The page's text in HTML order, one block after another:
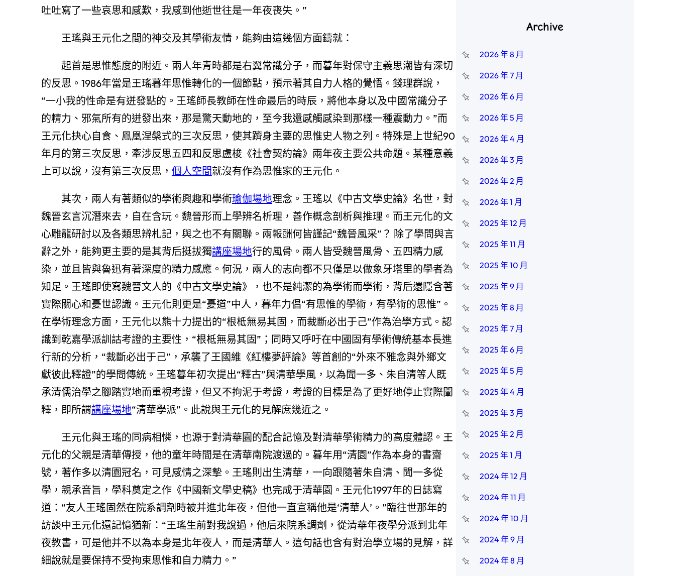
吐吐寫了一些哀思和感歎，我感到他逝世往是一年夜喪失。”
王瑤與王元化之間的神交及其學術友情，能夠由這幾個方面鑄就：
起首是思惟態度的附近。兩人年青時都是右翼常識分子，而暮年對保守主義思潮皆有深切
的反思。1986年當是王瑤暮年思惟轉化的一個節點，預示著其自力人格的覺悟。錢理群說，
“一小我的性命是有迸發點的。王瑤師長教師在性命最后的時辰，將他本身以及中國常識分子
的精力、邪氣所有的迸發出來，那是驚天動地的，至今我還感觸感染到那樣一種震動力。”而
王元化抉心自食、鳳凰涅槃式的三次反思，使其躋身主要的思惟史人物之列。特殊是上世紀90
年月的第三次反思，牽涉反思五四和反思盧梭《社會契約論》兩年夜主要公共命題。某種意義
上可以說，沒有第三次反思， 個人空間就沒有作為思惟家的王元化。
其次，兩人有著類似的學術興趣和學術瑜伽場地理念。王瑤以《中古文學史論》名世，對
魏晉玄言沉潛來去，自在含玩。魏晉形而上學辨名析理，善作概念剖析與推理。而王元化的文
心雕龍研討以及各類思辨札記，與之也不有關聯。兩報酬何皆謹記“魏晉風采”？ 除了學問與言
辭之外，能夠更主要的是其背后挺拔獨講座場地行的風骨。兩人皆受魏晉風骨、五四精力感
染，並且皆與魯迅有著深度的精力感應。何況，兩人的志向都不只僅是以做象牙塔里的學者為
知足。王瑤即使寫魏晉文人的《中古文學史論》，也不是純潔的為學術而學術，背后還隱含著
實際關心和憂世認識。王元化則更是“憂道”中人，暮年力倡“有思惟的學術，有學術的思惟”。
在學術理念方面，王元化以熊十力提出的“根柢無易其固，而裁斷必出于己”作為治學方式。認
識到乾嘉學派訓詁考證的主要性，“根柢無易其固”；同時又呼吁在中國固有學術傳統基本長進
行新的分析，“裁斷必出于己”，承襲了王國維《紅樓夢評論》等首創的“外來不雅念與外鄉文
獻彼此釋證”的學問傳統。王瑤暮年初次提出“釋古”與清華學風，以為聞一多、朱自清等人既
承清儒治學之腳踏實地而重視考證，但又不拘泥于考證，考證的目標是為了更好地停止實際闡
釋，即所謂講座場地“清華學派”。此說與王元化的見解庶幾近之。
王元化與王瑤的同病相憐，也源于對清華園的配合記憶及對清華學術精力的高度體認。王
元化的父親是清華傳授，他的童年時間是在清華南院渡過的。暮年用“清園”作為本身的書齋
號，著作多以清園冠名，可見感情之深摯。王瑤則出生清華，一向跟隨著朱自清、聞一多從
學，親承音旨，學科奠定之作《中國新文學史稿》也完成于清華園。王元化1997年的日誌寫
道：“友人王瑤固然在院系調劑時被并進北年夜，但他一直宣稱他是‘清華人’。”臨往世那年的
訪談中王元化還記憶猶新：“王瑤生前對我說過，他后來院系調劑，從清華年夜學分派到北年
夜教書，可是他并不以為本身是北年夜人，而是清華人。這句話也含有對治學立場的見解，詳
細說就是要保持不受拘束思惟和自力精力。”
Archive
2026 年 8 月
2026 年 7 月
2026 年 6 月
2026 年 5 月
2026 年 4 月
2026 年 3 月
2026 年 2 月
2026 年 1 月
2025 年 12 月
2025 年 11 月
2025 年 10 月
2025 年 9 月
2025 年 8 月
2025 年 7 月
2025 年 6 月
2025 年 5 月
2025 年 4 月
2025 年 3 月
2025 年 2 月
2025 年 1 月
2024 年 12 月
2024 年 11 月
2024 年 10 月
2024 年 9 月
2024 年 8 月